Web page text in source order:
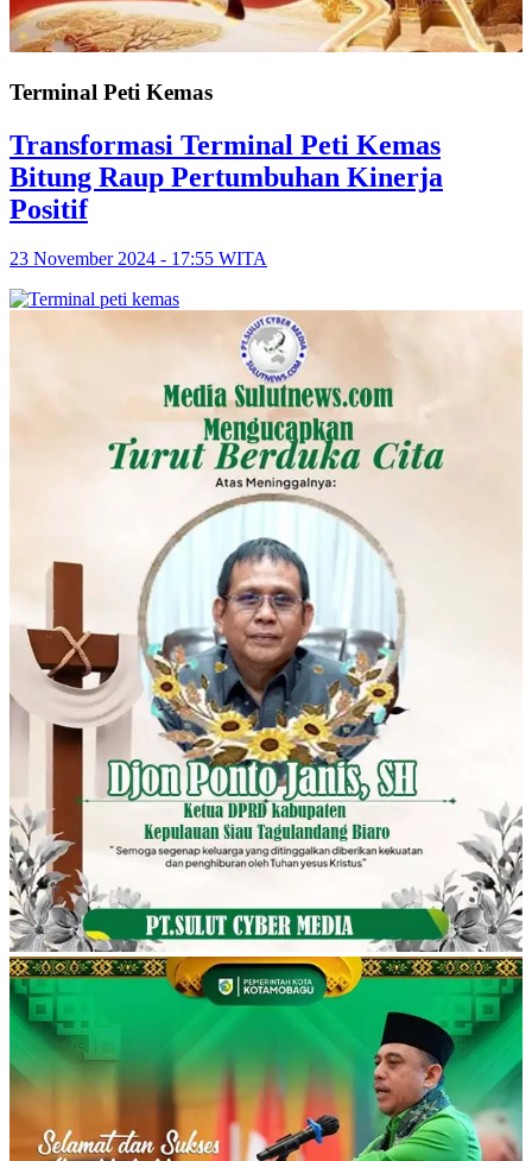
Terminal Peti Kemas
Transformasi Terminal Peti Kemas
Bitung Raup Pertumbuhan Kinerja
Positif
23 November 2024 - 17:55 WITA